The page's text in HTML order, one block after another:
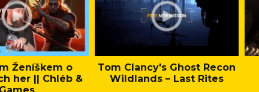
Ženíškem o
her || Chléb &
Tom Clancy's Ghost Recon
Wildlands – Last Rites